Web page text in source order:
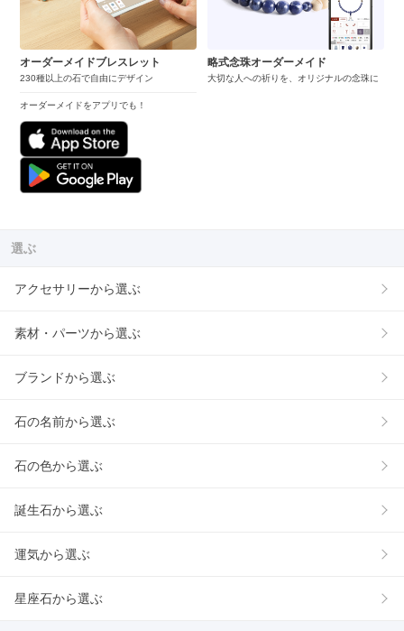
オーダーメイドブレスレット
230種以上の石で自由にデザイン
オーダーメイドをアプリでも！
略式念珠オーダーメイド
大切な人への祈りを、オリジナルの念珠に
選ぶ
アクセサリーから選ぶ
素材・パーツから選ぶ
ブランドから選ぶ
石の名前から選ぶ
石の色から選ぶ
誕生石から選ぶ
運気から選ぶ
星座石から選ぶ